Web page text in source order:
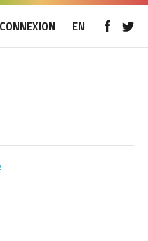
CONNEXION EN